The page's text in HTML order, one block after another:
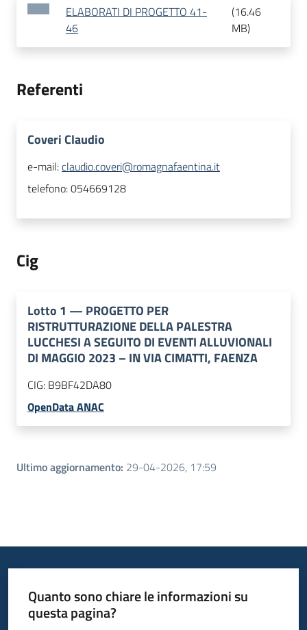
ELABORATI DI PROGETTO 41-
46
(16.46
MB)
Referenti
Coveri Claudio
e-mail:claudio.coveri@romagnafaentina.it
telefono:054669128
Cig
Lotto 1 — PROGETTO PER
RISTRUTTURAZIONE DELLA PALESTRA
LUCCHESI A SEGUITO DI EVENTI ALLUVIONALI
DI MAGGIO 2023 – IN VIA CIMATTI, FAENZA
CIG: B9BF42DA80
OpenData ANAC
Ultimo aggiornamento: 29-04-2026, 17:59
Quanto sono chiare le informazioni su
questa pagina?